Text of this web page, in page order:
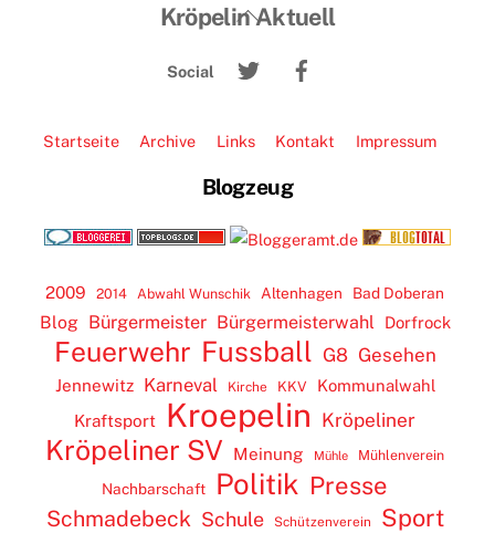
Back
Top
Kröpelin Aktuell
Social
Twitter
Startseite Archive Links Kontakt Impressum
Blogzeug
2009 2014 Abwahl Wunschik Altenhagen Bad Doberan
Blog Bürgermeister Bürgermeisterwahl Dorfrock
Feuerwehr Fussball G8 Gesehen
Jennewitz Karneval Kirche KKV
Kommunalwahl
Kraftsport
Kroepelin Kröpeliner
Kröpeliner SV Meinung Mühle Mühlenverein
Nachbarschaft Politik Presse
Schmadebeck Schule Schützenverein Sport